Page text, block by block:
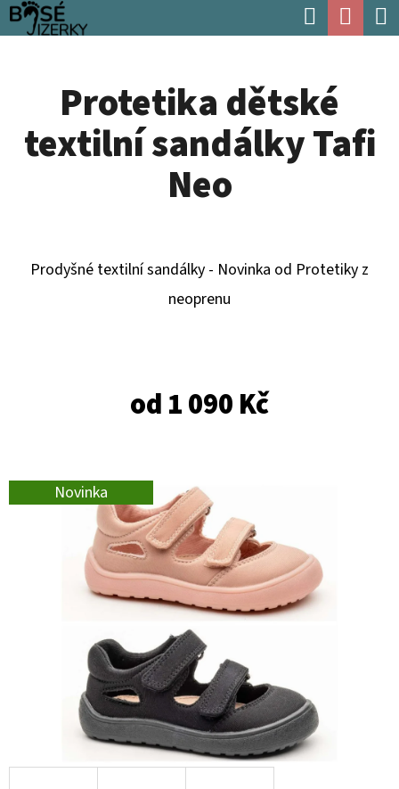
Přejít
na
Hledat
Protetika dětské
textilní sandálky Tafi
Neo
Prodyšné textilní sandálky - Novinka od Protetiky z
neoprenu
od1 090 Kč
Novinka
K
O Zpět
Zpět
O
N
HLEDAT